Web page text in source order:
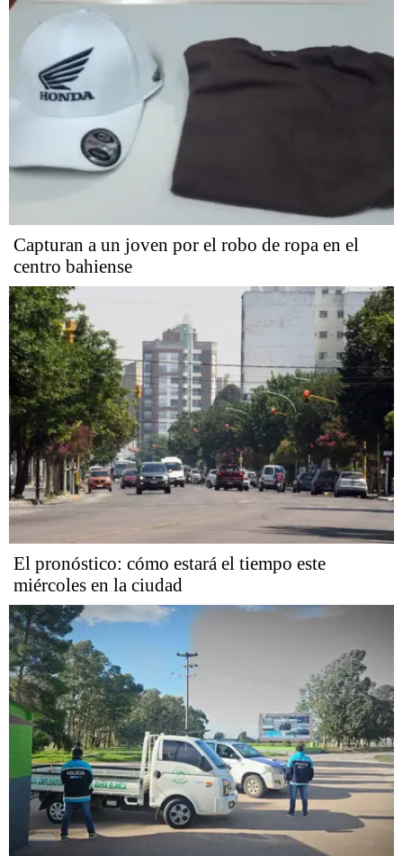
Capturan a un joven por el robo de ropa en el
centro bahiense
El pronóstico: cómo estará el tiempo este
miércoles en la ciudad